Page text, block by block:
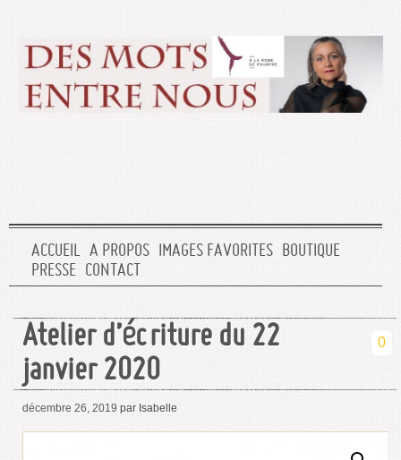
ACCUEIL A PROPOS IMAGES FAVORITES BOUTIQUE
PRESSE CONTACT
Atelier d’écriture du 22
janvier 2020
0
décembre 26, 2019 par Isabelle